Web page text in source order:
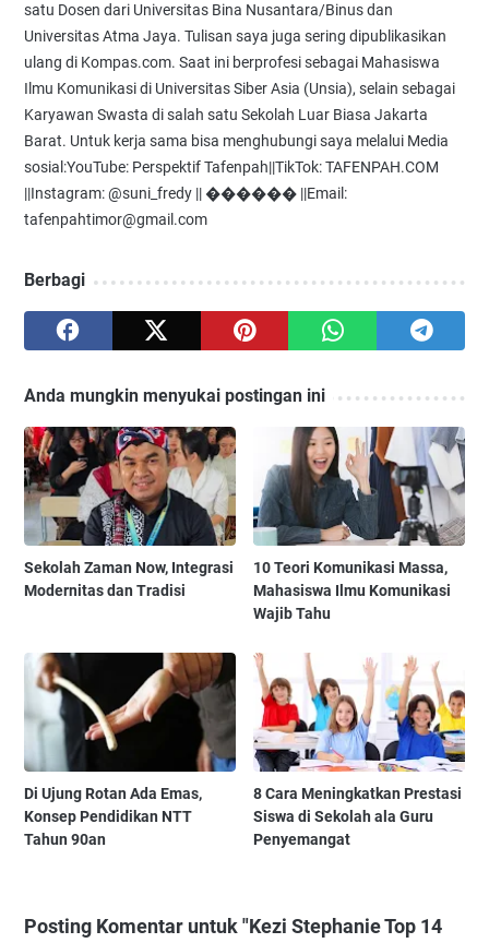
satu Dosen dari Universitas Bina Nusantara/Binus dan
Universitas Atma Jaya. Tulisan saya juga sering dipublikasikan
ulang di Kompas.com. Saat ini berprofesi sebagai Mahasiswa
Ilmu Komunikasi di Universitas Siber Asia (Unsia), selain sebagai
Karyawan Swasta di salah satu Sekolah Luar Biasa Jakarta
Barat. Untuk kerja sama bisa menghubungi saya melalui Media
sosial:YouTube: Perspektif Tafenpah||TikTok: TAFENPAH.COM
||Instagram: @suni_fredy || ������ ||Email:
tafenpahtimor@gmail.com
Berbagi
Anda mungkin menyukai postingan ini
Sekolah Zaman Now, Integrasi
Modernitas dan Tradisi
10 Teori Komunikasi Massa,
Mahasiswa Ilmu Komunikasi
Wajib Tahu
Di Ujung Rotan Ada Emas,
Konsep Pendidikan NTT
Tahun 90an
8 Cara Meningkatkan Prestasi
Siswa di Sekolah ala Guru
Penyemangat
Posting Komentar untuk "Kezi Stephanie Top 14